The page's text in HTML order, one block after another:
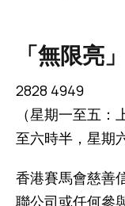
「無限亮
2828 4949
（星期一至五
至六時半，星期
香港賽馬會慈善
聯公司或任何參